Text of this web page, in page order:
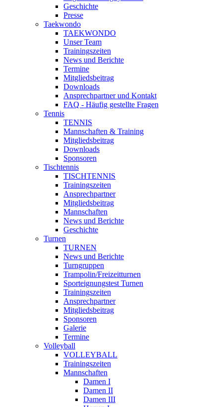
Geschichte
Presse
Taekwondo
TAEKWONDO
Unser Team
Trainingszeiten
News und Berichte
Termine
Mitgliedsbeitrag
Downloads
Ansprechpartner und Kontakt
FAQ - Häufig gestellte Fragen
Tennis
TENNIS
Mannschaften & Training
Mitgliedsbeitrag
Downloads
Sponsoren
Tischtennis
TISCHTENNIS
Trainingszeiten
Ansprechpartner
Mitgliedsbeitrag
Mannschaften
News und Berichte
Geschichte
Turnen
TURNEN
News und Berichte
Turngruppen
Trampolin/Freizeitturnen
Sporteignungstest Turnen
Trainingszeiten
Ansprechpartner
Mitgliedsbeitrag
Sponsoren
Galerie
Termine
Volleyball
VOLLEYBALL
Trainingszeiten
Mannschaften
Damen I
Damen II
Damen III